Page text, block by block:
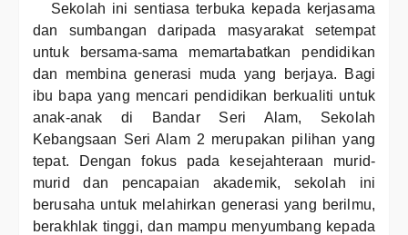
Sekolah ini sentiasa terbuka kepada kerjasama
dan sumbangan daripada masyarakat setempat
untuk bersama-sama memartabatkan pendidikan
dan membina generasi muda yang berjaya. Bagi
ibu bapa yang mencari pendidikan berkualiti untuk
anak-anak di Bandar Seri Alam, Sekolah
Kebangsaan Seri Alam 2 merupakan pilihan yang
tepat. Dengan fokus pada kesejahteraan murid-
murid dan pencapaian akademik, sekolah ini
berusaha untuk melahirkan generasi yang berilmu,
berakhlak tinggi, dan mampu menyumbang kepada